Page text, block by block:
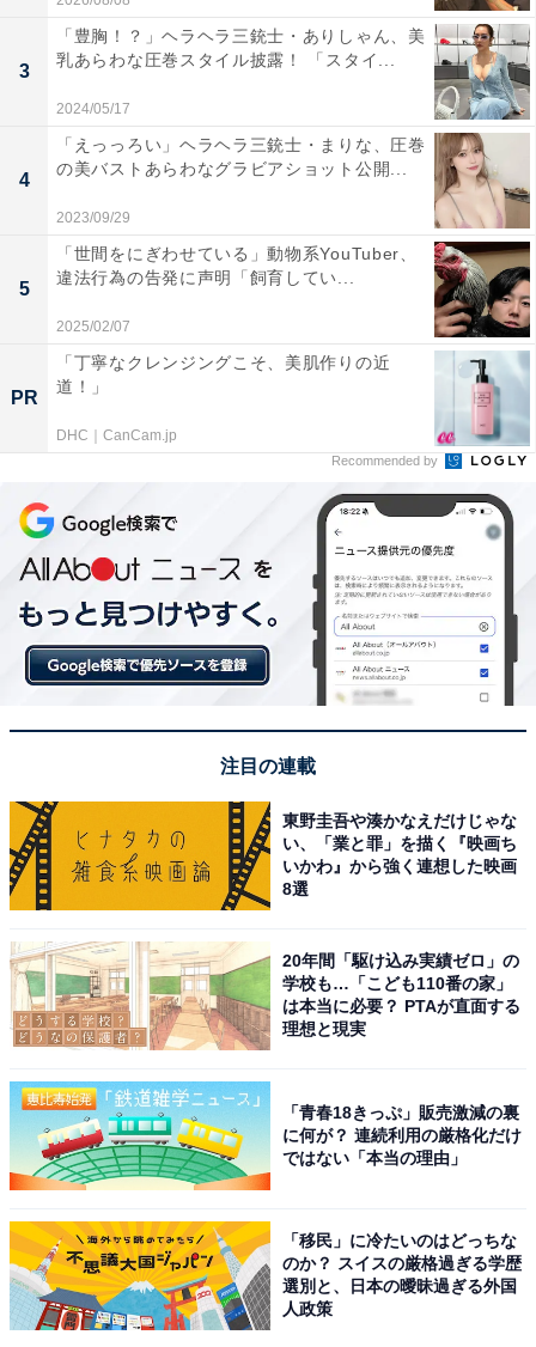
3
「豊胸！？」ヘラヘラ三銃士・ありしゃん、美
乳あらわな圧巻スタイル披露！ 「スタイ...
2024/05/17
4
「えっっろい」ヘラヘラ三銃士・まりな、圧巻
の美バストあらわなグラビアショット公開...
2023/09/29
5
「世間をにぎわせている」動物系YouTuber、
違法行為の告発に声明「飼育してい...
2025/02/07
PR
「丁寧なクレンジングこそ、美肌作りの近
道！」
DHC｜CanCam.jp
Recommended by
注目の連載
東野圭吾や湊かなえだけじゃな
い、「業と罪」を描く『映画ち
いかわ』から強く連想した映画
8選
20年間「駆け込み実績ゼロ」の
学校も…「こども110番の家」
は本当に必要？ PTAが直面する
理想と現実
「青春18きっぷ」販売激減の裏
に何が？ 連続利用の厳格化だけ
ではない「本当の理由」
「移民」に冷たいのはどっちな
のか？ スイスの厳格過ぎる学歴
選別と、日本の曖昧過ぎる外国
人政策